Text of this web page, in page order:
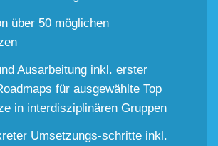
über 50 möglichen
Ausarbeitung inkl. erster
für ausgewählte Top
in interdisziplinären Gruppen
Umsetzungs-schritte inkl.